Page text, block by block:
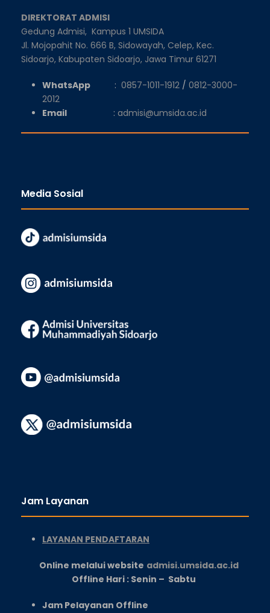
DIREKTORAT ADMISI
Gedung Admisi, Kampus 1 UMSIDA
Jl. Mojopahit No. 666 B, Sidowayah, Celep, Kec.
Sidoarjo, Kabupaten Sidoarjo, Jawa Timur 61271
WhatsApp : 0857-1011-1912 / 0812-3000-
2012
Email
: admisi@umsida.ac.id
Media Sosial
Jam Layanan
LAYANAN PENDAFTARAN
Online melalui website admisi.umsida.ac.id
Offline Hari : Senin – Sabtu
Jam Pelayanan Offline